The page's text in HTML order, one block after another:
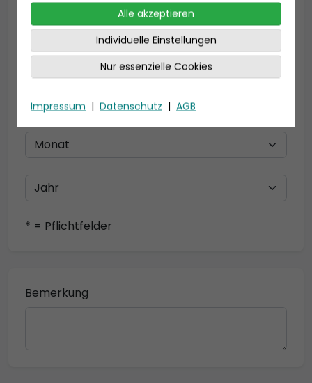
Telefon *
Geburtsdatum
* = Pflichtfelder
Bemerkung
Alle akzeptieren
Individuelle Einstellungen
Nur essenzielle Cookies
Impressum | Datenschutz | AGB